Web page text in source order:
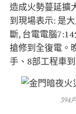
造成火勢蔓延擴
到現場表示: 是
斷, 台電電腦
搶修到全復電。
手、8部工程車
394